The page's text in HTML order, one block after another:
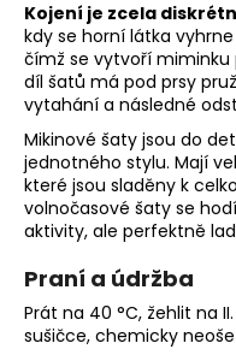
Kojení je zcela
kdy se horní látka
čímž se vytvoří miminku
díl šatů má pod prsy
vytahání a následné
Mikinové šaty jsou do
jednotného stylu. Mají
které jsou sladěny k
volnočasové šaty se
aktivity, ale perfektně
Praní a údržba
Prát na 40 °C, žehlit na
sušičce, chemicky